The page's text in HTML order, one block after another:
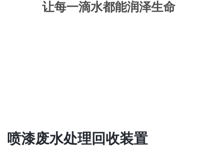
让每一滴水都能润泽生命
喷漆废水处理回收装置